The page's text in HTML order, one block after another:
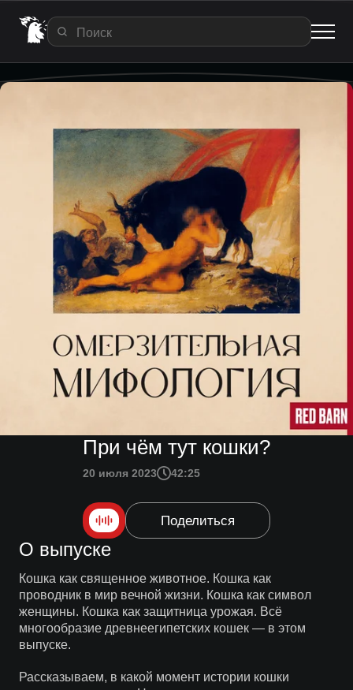
При чём тут кошки?
20 июля 2023 42:25
Поделиться
О выпуске
Кошка как священное животное. Кошка как
проводник в мир вечной жизни. Кошка как символ
женщины. Кошка как защитница урожая. Всё
многообразие древнеегипетских кошек — в этом
выпуске.
Рассказываем, в какой момент истории кошки